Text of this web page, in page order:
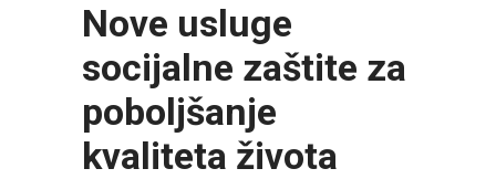
Nove usluge
socijalne zaštite za
poboljšanje
kvaliteta života